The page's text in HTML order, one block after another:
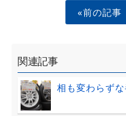
«前の記事
関連記事
相も変わらず